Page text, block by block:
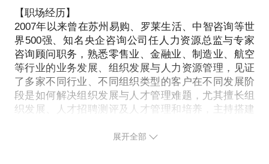
可见端倪；
3、对简历辅导的认知度低，很多人认为简历就是百
度、看书，甚至找个模板；
4、很少能触及对简历的深刻理解和对人的深入洞察，
体现自身的核心优势与业绩。
此话题我将在与你的面谈中通过提问、倾听、讲解、
个方面帮助到你笃定方向，并获得更多面试机会——
岗位如何设置？编制如何确定？
内部流程与管控授权如何设置？
核心团队如何分工？
新拆分的业务板块架构如何设计？
薪酬激励机制如何设计？
股权期权长期激励如何设计？
业务发展跑得快，团队能力跟不上，怎么破？
如何进行安排部署，才能让“空降兵”更快、更好的融
人员流动率高，招聘不给力，问题出在哪里？
【职场经历】
2007年以来曾在苏州易购、罗莱生活、中智咨询等世
界500强、知名央企咨询公司任人力资源总监与专家
咨询顾问职务，熟悉零售业、金融业、制造业、航空
等行业的业务发展、组织发展与人力资源管理，见证
了多家不同行业、不同组织类型的客户在不同发展阶
段是如何解决组织发展与人才管理难题，尤其擅长组
织发展、人才招聘测评及人才管理和培养，主持搭建
与梯队培养体系，同时以顾问的视角和思维方式对公
展开全部